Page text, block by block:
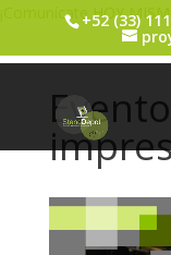
¡Comunícate HOY
+52 (33)